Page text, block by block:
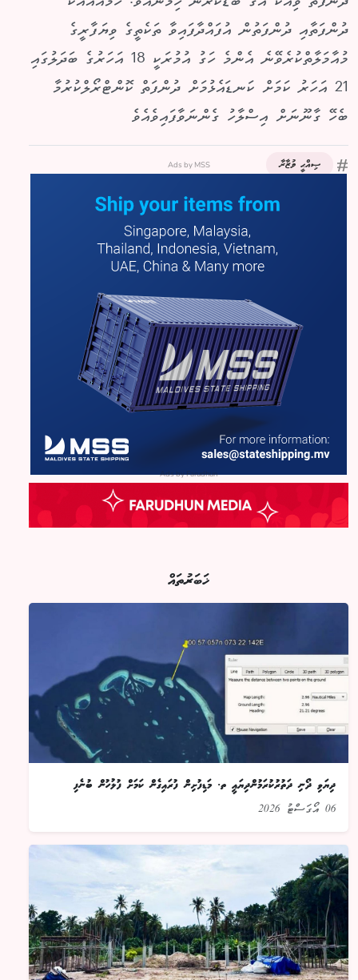
ދުންފަތާއި ދުންފަތުން އުފައްދާފައިވާ ތަކެތީގެ ވިޔަފާރީގެ
މުއާމަލާތްކުރެވޭނެ އެންމެ ހަގު އުމުރަކީ 18 އަހަރުގެ ބަދަލުގައި
21 އަހަރު ކަމަށް ކަނޑައެޅުމަށް ދުންފަތް ކޮންޓްރޯލްކުރުމާ
ބެހޭ ގާނޫނަށް އިސްލާހު ގެންނަވާފައިވެއެވެ
ޞިއްޙީ ވުޒާރާ Ads by MSS
Ads by Farudhun
ޚަބަރުތައް
ދިޔަވި ދޯނި ދަތުރުކުރަމުންދިޔައީ ތ. މަޑިފުށިން ފުރައިގެން ކަމަށް ފުލުހުން ބުނެފި
06 އޯގަސްޓު 2026